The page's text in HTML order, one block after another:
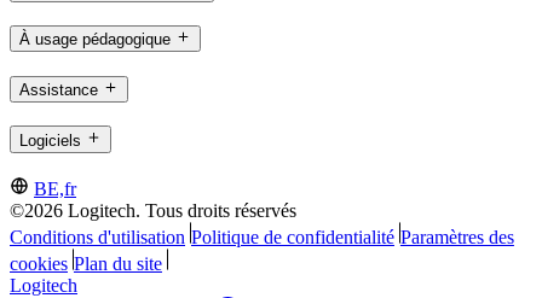
À usage pédagogique
Assistance
Logiciels
BE,fr
©2026 Logitech. Tous droits réservés
Conditions d'utilisation Politique de confidentialité Paramètres des
cookies Plan du site
Logitech